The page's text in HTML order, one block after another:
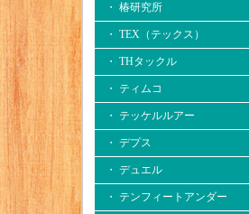
・ 椿研究所
・ TEX（テックス）
・ THタックル
・ ティムコ
・ テッケルルアー
・ デプス
・ デュエル
・ テンフィートアンダー